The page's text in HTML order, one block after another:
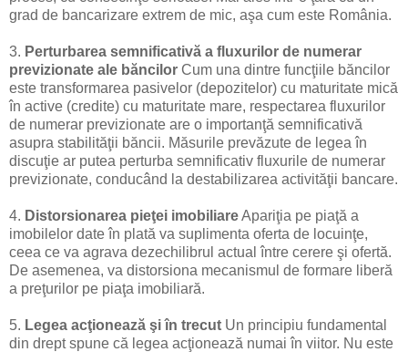
grad de bancarizare extrem de mic, aşa cum este România.
3. Perturbarea semnificativă a fluxurilor de numerar
previzionate ale băncilor Cum una dintre funcţiile băncilor
este transformarea pasivelor (depozitelor) cu maturitate mică
în active (credite) cu maturitate mare, respectarea fluxurilor
de numerar previzionate are o importanţă semnificativă
asupra stabilităţii băncii. Măsurile prevăzute de legea în
discuţie ar putea perturba semnificativ fluxurile de numerar
previzionate, conducând la destabilizarea activităţii bancare.
4. Distorsionarea pieţei imobiliareApariţia pe piaţă a
imobilelor date în plată va suplimenta oferta de locuinţe,
ceea ce va agrava dezechilibrul actual între cerere şi ofertă.
De asemenea, va distorsiona mecanismul de formare liberă
a preţurilor pe piaţa imobiliară.
5. Legea acţionează şi în trecut Un principiu fundamental
din drept spune că legea acţionează numai în viitor. Nu este